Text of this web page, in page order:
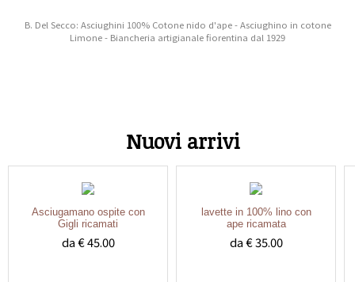
B. Del Secco: Asciughini 100% Cotone nido d'ape - Asciughino in cotone
Limone - Biancheria artigianale fiorentina dal 1929
Nuovi arrivi
Asciugamano ospite con
Gigli ricamati
da € 45.00
lavette in 100% lino con
ape ricamata
da € 35.00